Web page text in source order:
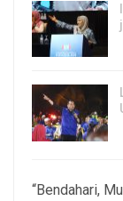
“Bendahari,